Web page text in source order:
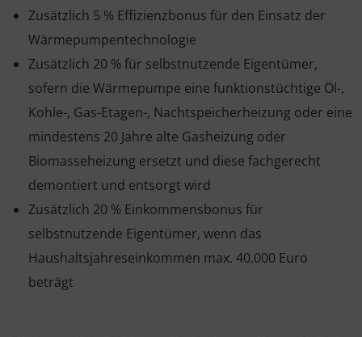
Zusätzlich 5 % Effizienzbonus für den Einsatz der
Wärmepumpentechnologie
Zusätzlich 20 % für selbstnutzende Eigentümer,
sofern die Wärmepumpe eine funktionstüchtige Öl-,
Kohle-, Gas-Etagen-, Nachtspeicherheizung oder eine
mindestens 20 Jahre alte Gasheizung oder
Biomasseheizung ersetzt und diese fachgerecht
demontiert und entsorgt wird
Zusätzlich 20 % Einkommensbonus für
selbstnutzende Eigentümer, wenn das
Haushaltsjahreseinkommen max. 40.000 Euro
beträgt